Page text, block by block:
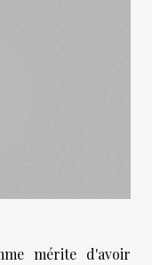
mérite d'avoir